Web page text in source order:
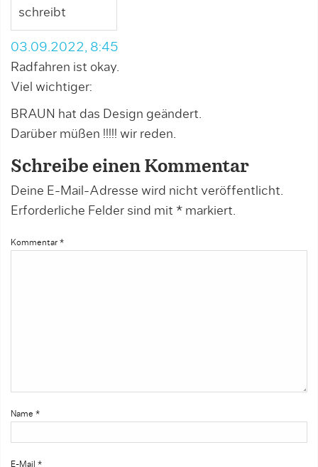
schreibt
03.09.2022, 8:45
Radfahren ist okay.
Viel wichtiger:
BRAUN hat das Design geändert.
Darüber müßen !!!!! wir reden.
Schreibe einen Kommentar
Deine E-Mail-Adresse wird nicht veröffentlicht.
Erforderliche Felder sind mit * markiert.
Kommentar *
Name *
E-Mail *